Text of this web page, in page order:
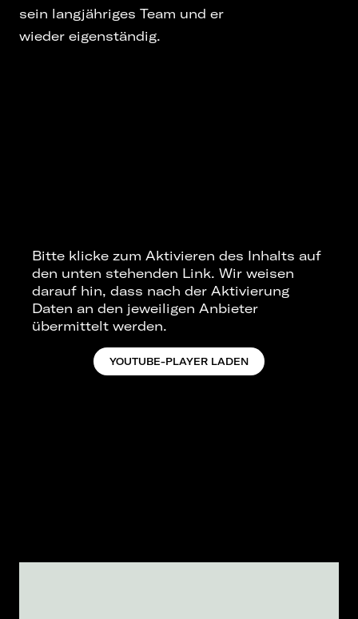
sein langjähriges Team und er
wieder eigenständig.
Bitte klicke zum Aktivieren des Inhalts auf
den unten stehenden Link. Wir weisen
darauf hin, dass nach der Aktivierung
Daten an den jeweiligen Anbieter
übermittelt werden.
YOUTUBE-PLAYER LADEN